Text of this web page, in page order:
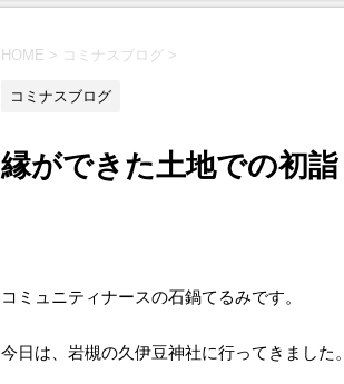
HOME > コミナスブログ >
コミナスブログ
縁ができた土地での初詣
コミュニティナースの石鍋てるみです。
今日は、岩槻の久伊豆神社に行ってきました。